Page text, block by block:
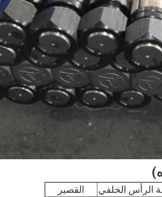
الرأس الخلفي
القصير